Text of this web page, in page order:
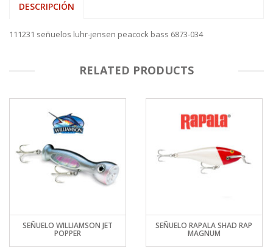
DESCRIPCIÓN
111231 señuelos luhr-jensen peacock bass 6873-034
RELATED PRODUCTS
SEÑUELO WILLIAMSON JET
POPPER
SEÑUELO RAPALA SHAD RAP
MAGNUM